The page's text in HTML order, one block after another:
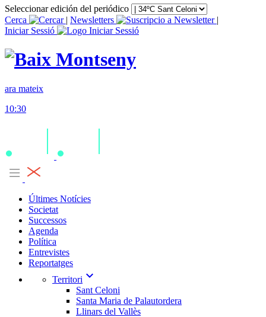
Seleccionar edición del periódico
Cerca
| Newsletters
|
Iniciar Sessió
ara mateix
10:30
Últimes Notícies
Societat
Successos
Agenda
Política
Entrevistes
Reportatges
Territori expand_more
Sant Celoni
Santa Maria de Palautordera
Llinars del Vallès